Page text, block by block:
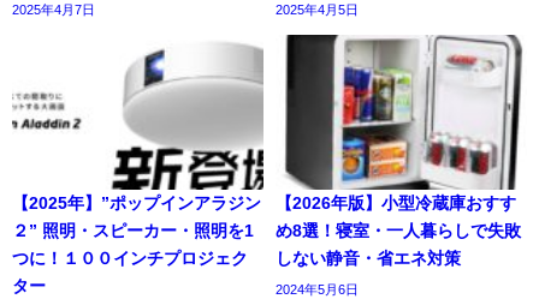
2025年4月7日 2025年4月5日
【2025年】”ポップインアラジン
２” 照明・スピーカー・照明を1
つに！１００インチプロジェク
ター
【2026年版】小型冷蔵庫おすす
め8選！寝室・一人暮らしで失敗
しない静音・省エネ対策
2024年5月6日